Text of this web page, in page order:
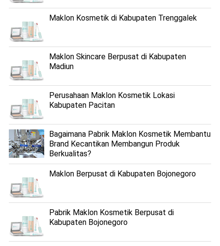
Maklon Kosmetik di Kabupaten Trenggalek
Maklon Skincare Berpusat di Kabupaten
Madiun
Perusahaan Maklon Kosmetik Lokasi
Kabupaten Pacitan
Bagaimana Pabrik Maklon Kosmetik Membantu
Brand Kecantikan Membangun Produk
Berkualitas?
Maklon Berpusat di Kabupaten Bojonegoro
Pabrik Maklon Kosmetik Berpusat di
Kabupaten Bojonegoro